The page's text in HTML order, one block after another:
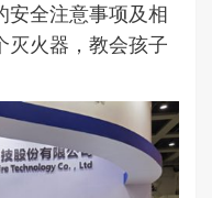
安全注意事项及相
灭火器，教会孩子